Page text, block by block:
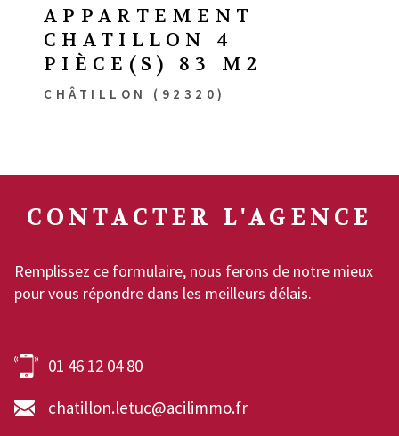
APPARTEMENT
CHATILLON 4
PIÈCE(S) 83 M2
CHÂTILLON (92320)
CONTACTER L'AGENCE
Remplissez ce formulaire, nous ferons de notre mieux
pour vous répondre dans les meilleurs délais.
01 46 12 04 80
chatillon.letuc@acilimmo.fr